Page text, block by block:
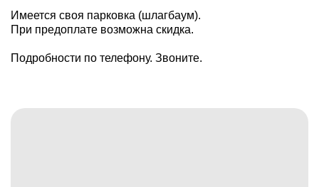
Имеется своя парковка (шлагбаум).
При предоплате возможна скидка.
Подробности по телефону. Звоните.